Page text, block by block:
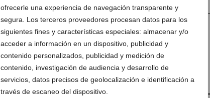
ofrecerle una experiencia de navegación transparente y
segura. Los terceros proveedores procesan datos para los
siguientes fines y características especiales: almacenar y/o
acceder a información en un dispositivo, publicidad y
contenido personalizados, publicidad y medición de
contenido, investigación de audiencia y desarrollo de
servicios, datos precisos de geolocalización e identificación a
través de escaneo del dispositivo.
Anúnciate en javea.com Envía tu noticia